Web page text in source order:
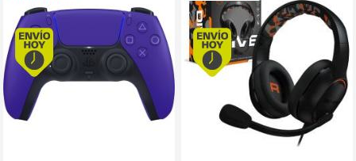
Envío hoy. Comprando antes de 13Hs. Envío hoy.